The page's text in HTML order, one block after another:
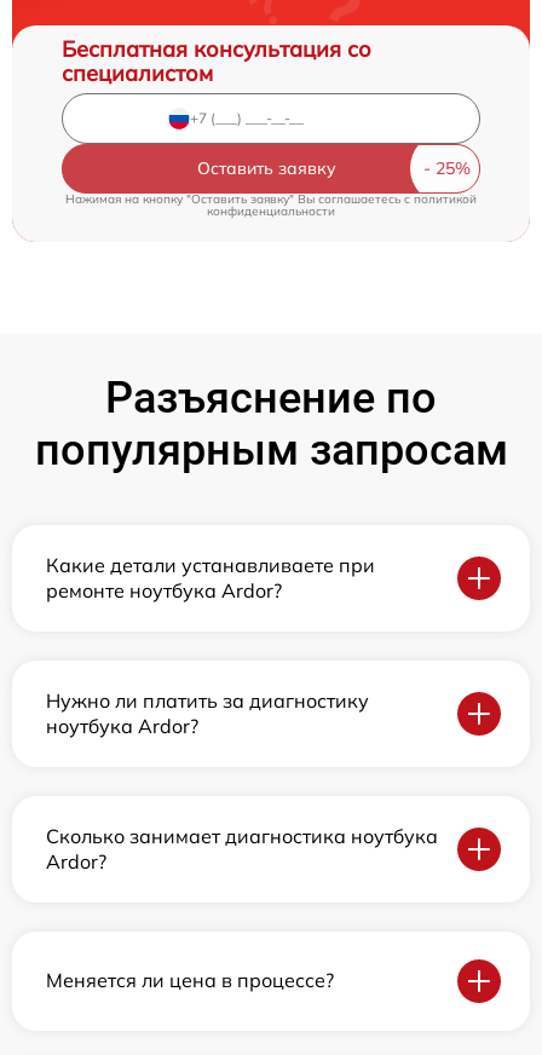
Бесплатная консультация со
специалистом
Оставить заявку
Нажимая на кнопку "Оставить заявку" Вы соглашаетесь cполитикой
конфиденциальности
Разъяснение по
популярным запросам
Какие детали устанавливаете при
ремонте ноутбука Ardor?
Нужно ли платить за диагностику
ноутбука Ardor?
Сколько занимает диагностика ноутбука
Ardor?
Меняется ли цена в процессе?